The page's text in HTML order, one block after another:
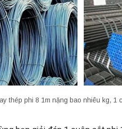
thép phi 8 1m nặng bao nhiêu kg,